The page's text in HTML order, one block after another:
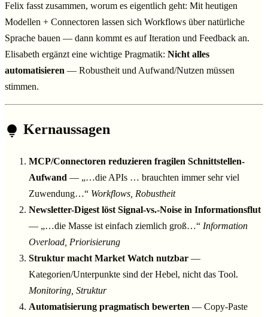
Felix fasst zusammen, worum es eigentlich geht: Mit heutigen
Modellen + Connectoren lassen sich Workflows über natürliche
Sprache bauen — dann kommt es auf Iteration und Feedback an.
Elisabeth ergänzt eine wichtige Pragmatik: Nicht alles
automatisieren — Robustheit und Aufwand/Nutzen müssen
stimmen.
Kernaussagen
MCP/Connectoren reduzieren fragilen Schnittstellen-
Aufwand — „…die APIs … brauchten immer sehr viel
Zuwendung…“ Workflows, Robustheit
Newsletter-Digest löst Signal-vs.-Noise in Informationsflut
— „…die Masse ist einfach ziemlich groß…“ Information
Overload, Priorisierung
Struktur macht Market Watch nutzbar —
Kategorien/Unterpunkte sind der Hebel, nicht das Tool.
Monitoring, Struktur
Automatisierung pragmatisch bewerten — Copy-Paste